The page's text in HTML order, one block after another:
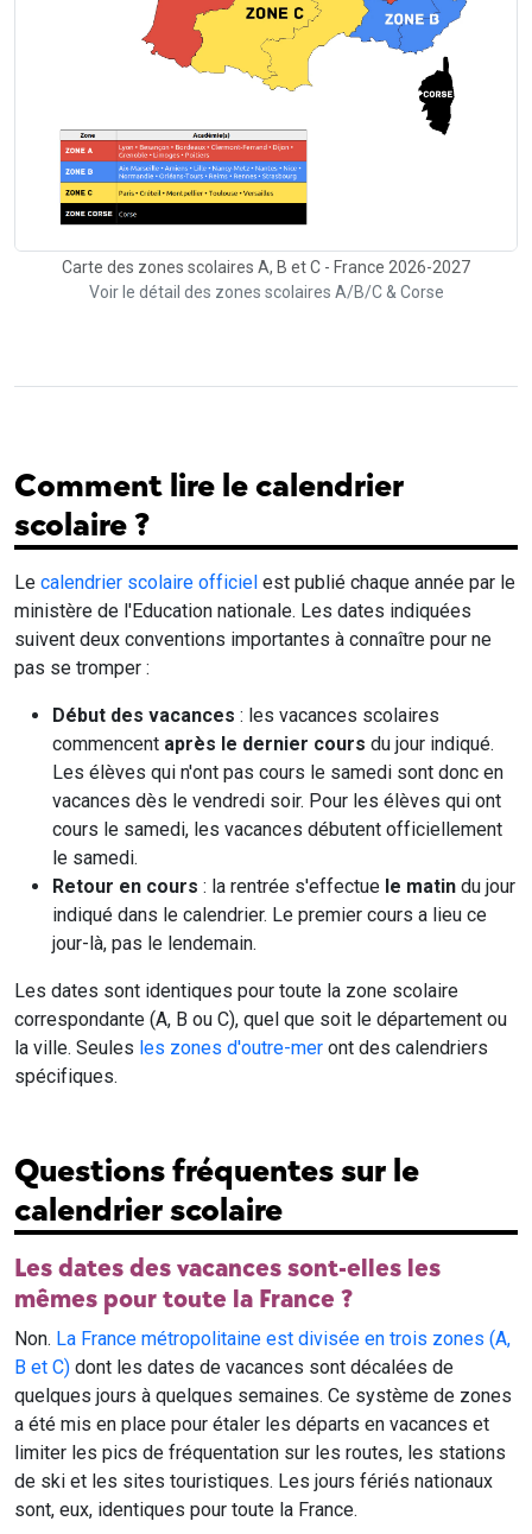
Carte des zones scolaires A, B et C - France 2026-2027
Voir le détail des zones scolaires A/B/C & Corse
Comment lire le calendrier
scolaire ?
Le calendrier scolaire officiel est publié chaque année par le
ministère de l'Education nationale. Les dates indiquées
suivent deux conventions importantes à connaître pour ne
pas se tromper :
Début des vacances : les vacances scolaires
commencent après le dernier cours du jour indiqué.
Les élèves qui n'ont pas cours le samedi sont donc en
vacances dès le vendredi soir. Pour les élèves qui ont
cours le samedi, les vacances débutent officiellement
le samedi.
Retour en cours : la rentrée s'effectue le matin du jour
indiqué dans le calendrier. Le premier cours a lieu ce
jour-là, pas le lendemain.
Les dates sont identiques pour toute la zone scolaire
correspondante (A, B ou C), quel que soit le département ou
la ville. Seules les zones d'outre-mer ont des calendriers
spécifiques.
Questions fréquentes sur le
calendrier scolaire
Les dates des vacances sont-elles les
mêmes pour toute la France ?
Non. La France métropolitaine est divisée en trois zones (A,
B et C) dont les dates de vacances sont décalées de
quelques jours à quelques semaines. Ce système de zones
a été mis en place pour étaler les départs en vacances et
limiter les pics de fréquentation sur les routes, les stations
de ski et les sites touristiques. Les jours fériés nationaux
sont, eux, identiques pour toute la France.